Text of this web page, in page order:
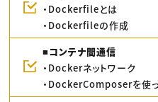
・Dockerfileとは
・Dockerfileの作成
■コンテナ間通信
・Dockerネットワーク
・DockerComposerを使